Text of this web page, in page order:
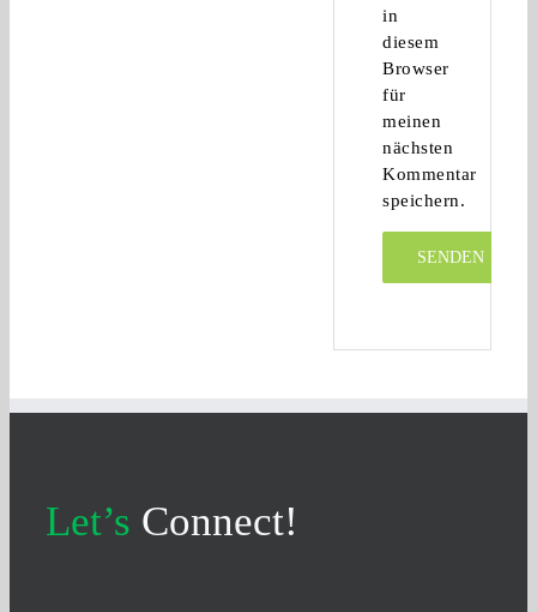
in
diesem
Browser
für
meinen
nächsten
Kommentar
speichern.
Let’s Connect!